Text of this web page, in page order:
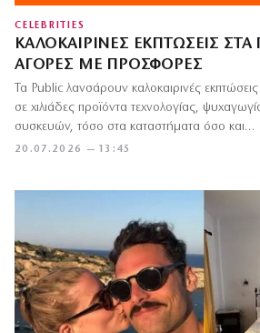
CELEBRITIES
ΚΑΛΟΚΑΙΡΙΝΈΣ ΕΚΠΤΏΣΕΙΣ ΣΤΑ
ΑΓΟΡΈΣ ΜΕ ΠΡΟΣΦΟΡΈΣ
20.07.2026 — 13:45
Τα Public λανσάρουν καλοκαιρινές
σε χιλιάδες προϊόντα τεχνολογίας,
συσκευών, τόσο στα καταστήματα όσο και…